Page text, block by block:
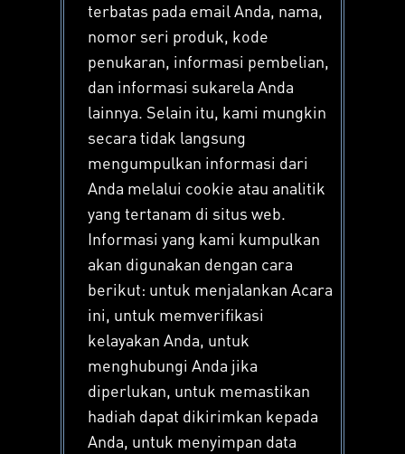
terbatas pada email Anda, nama,
nomor seri produk, kode
penukaran, informasi pembelian,
dan informasi sukarela Anda
lainnya. Selain itu, kami mungkin
secara tidak langsung
mengumpulkan informasi dari
Anda melalui cookie atau analitik
yang tertanam di situs web.
Informasi yang kami kumpulkan
akan digunakan dengan cara
berikut: untuk menjalankan Acara
ini, untuk memverifikasi
kelayakan Anda, untuk
menghubungi Anda jika
diperlukan, untuk memastikan
hadiah dapat dikirimkan kepada
Anda, untuk menyimpan data